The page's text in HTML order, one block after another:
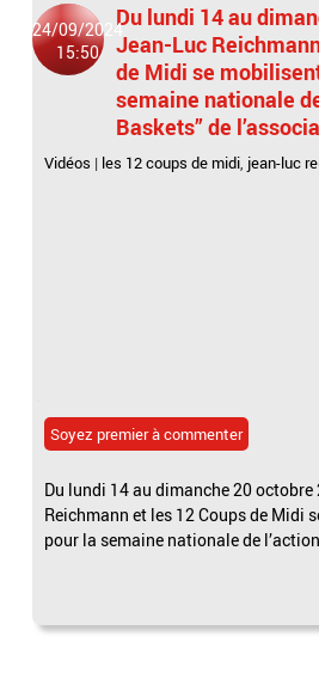
24/09/2024
15:50
Du lundi 14 au
Jean-Luc
de Midi se
semaine nationale
Baskets” de
Vidéos | les 12 coups de midi, jean-luc
Soyez premier à commenter
Du lundi 14 au dimanche 20 octobre
Reichmann et les 12 Coups de Midi
pour la semaine nationale de l’action